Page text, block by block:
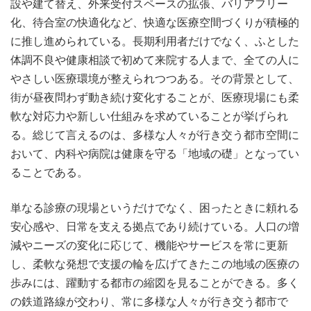
設や建て替え、外来受付スペースの拡張、バリアフリー
化、待合室の快適化など、快適な医療空間づくりが積極的
に推し進められている。長期利用者だけでなく、ふとした
体調不良や健康相談で初めて来院する人まで、全ての人に
やさしい医療環境が整えられつつある。その背景として、
街が昼夜問わず動き続け変化することが、医療現場にも柔
軟な対応力や新しい仕組みを求めていることが挙げられ
る。総じて言えるのは、多様な人々が行き交う都市空間に
おいて、内科や病院は健康を守る「地域の礎」となってい
ることである。
単なる診療の現場というだけでなく、困ったときに頼れる
安心感や、日常を支える拠点であり続けている。人口の増
減やニーズの変化に応じて、機能やサービスを常に更新
し、柔軟な発想で支援の輪を広げてきたこの地域の医療の
歩みには、躍動する都市の縮図を見ることができる。多く
の鉄道路線が交わり、常に多様な人々が行き交う都市で